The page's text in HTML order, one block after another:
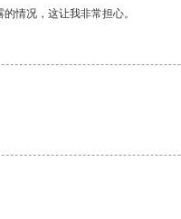
情况，这让我非常担心。